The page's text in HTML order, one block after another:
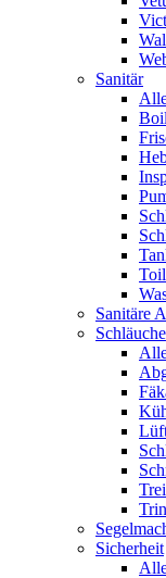
Sanitär
Sanitäre
Schläuche
Sicherheit